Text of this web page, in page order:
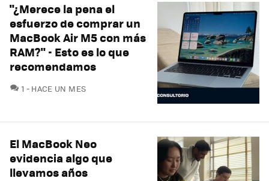
"¿Merece la pena el
esfuerzo de comprar un
MacBook Air M5 con más
RAM?" - Esto es lo que
recomendamos
1 COMENTARIOS
HACE UN MES
El MacBook Neo
evidencia algo que
llevamos años